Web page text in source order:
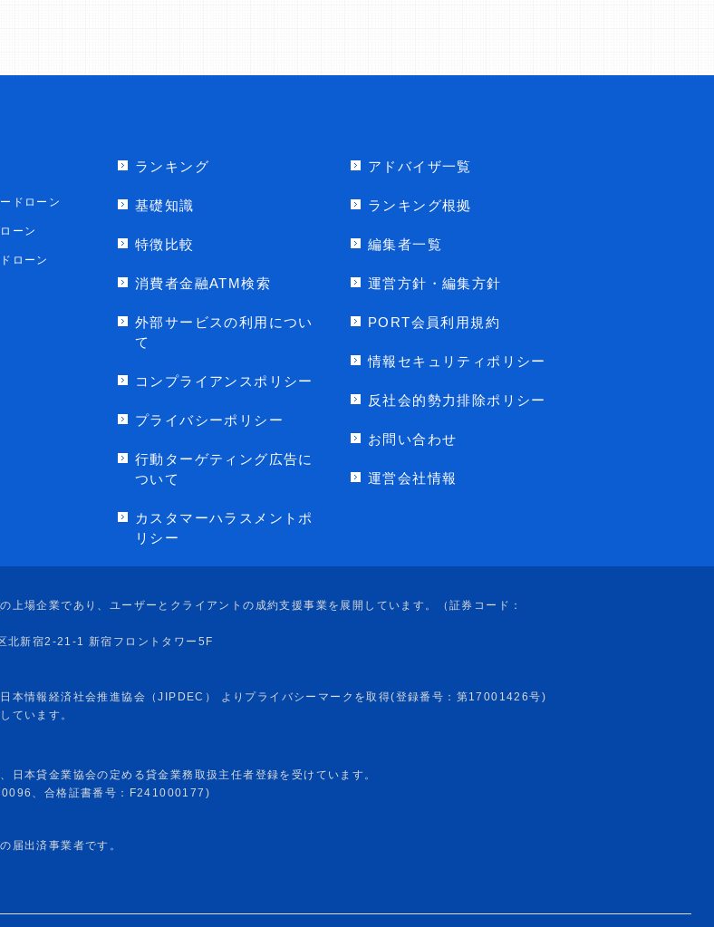
ドローン
ーン
ローン
ランキング
基礎知識
特徴比較
消費者金融ATM検索
外部サービスの利用につい
て
コンプライアンスポリシー
プライバシーポリシー
行動ターゲティング広告に
ついて
カスタマーハラスメントポ
リシー
アドバイザ一覧
ランキング根拠
編集者一覧
運営方針・編集方針
PORT会員利用規約
情報セキュリティポリシー
反社会的勢力排除ポリシー
お問い合わせ
運営会社情報
日本貸金業協会の定める貸金業務取扱主任者登録を受けています。
、合格証書番号：F241000177)
届出済事業者です。